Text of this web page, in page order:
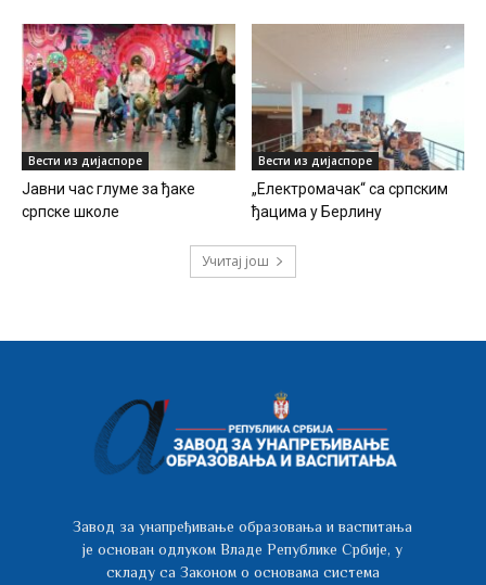
Вести из дијаспоре
Јавни час глуме за ђаке
српске школе
Вести из дијаспоре
„Електромачак“ са српским
ђацима у Берлину
Учитај још
Завод за унапређивање образовања и васпитања
је основан одлуком Владе Републике Србије, у
складу са Законом о основама система